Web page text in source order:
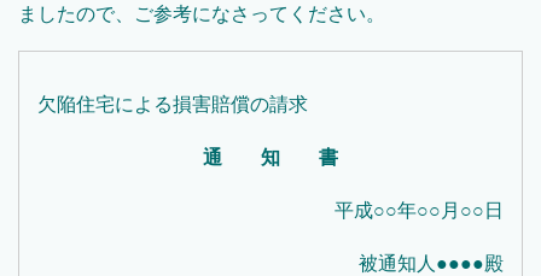
ましたので、ご参考になさってください。
欠陥住宅による損害賠償の請求
通 知 書
平成○○年○○月○○日
被通知人●●●●殿